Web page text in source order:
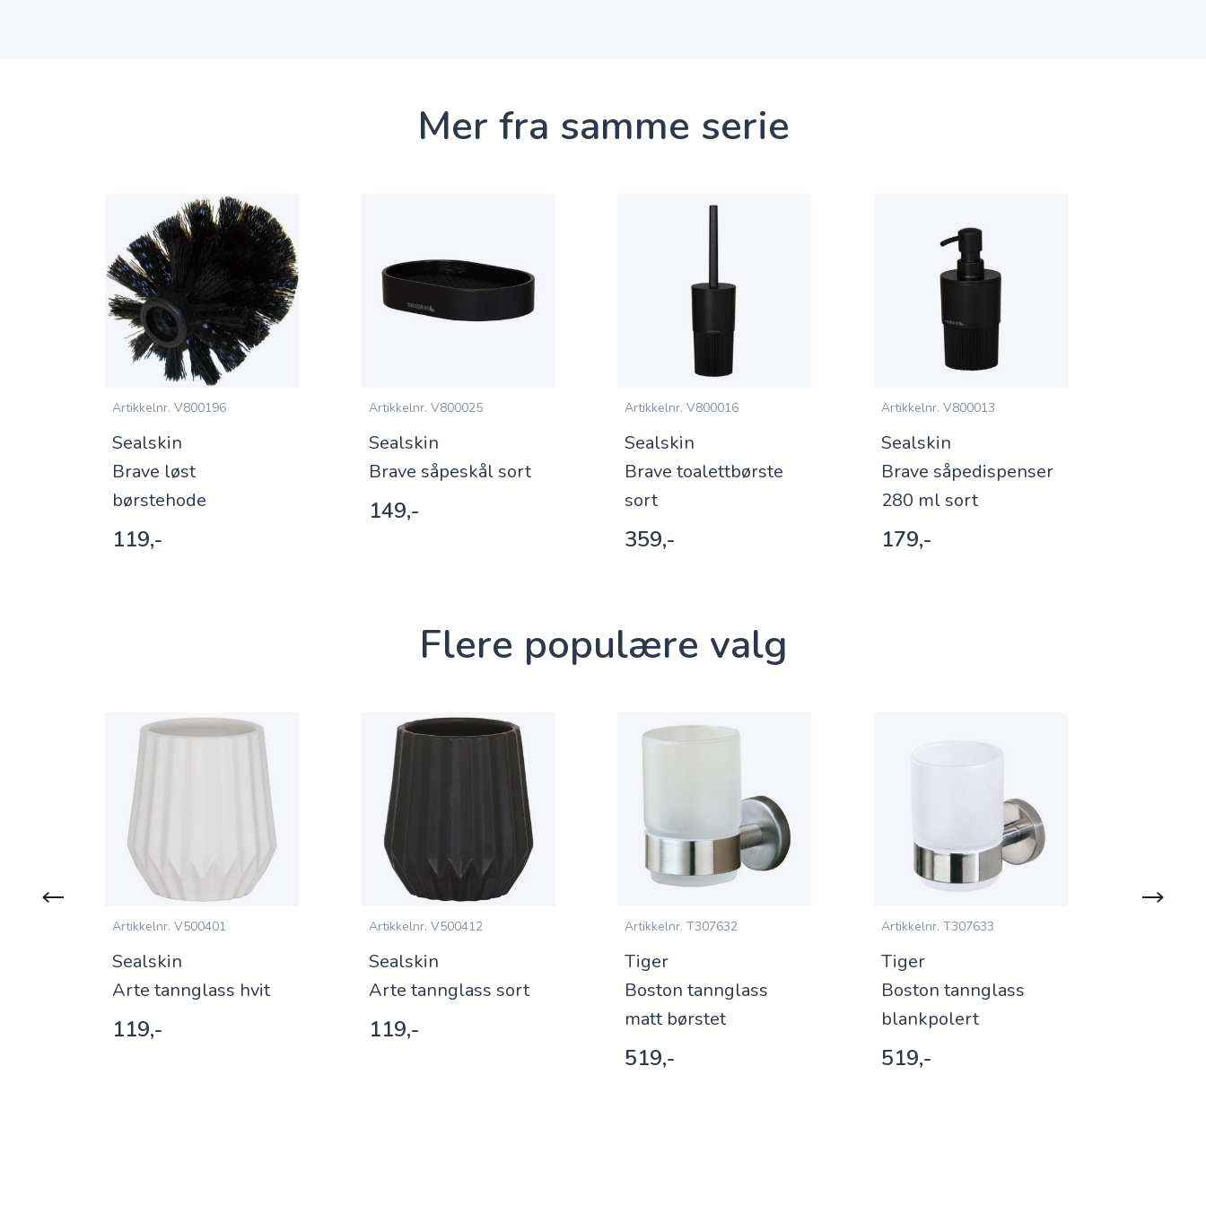
Mer fra samme serie
Artikkelnr. V800196
Sealskin
Brave løst
børstehode
119,-
Artikkelnr. V800025
Sealskin
Brave såpeskål sort
149,-
Artikkelnr. V800016
Sealskin
Brave toalettbørste
sort
359,-
Artikkelnr. V800013
Sealskin
Brave såpedispenser
280 ml sort
179,-
Flere populære valg
Artikkelnr. V500401
Sealskin
Arte tannglass hvit
119,-
Artikkelnr. V500412
Sealskin
Arte tannglass sort
119,-
Artikkelnr. T307632
Tiger
Boston tannglass
matt børstet
519,-
Artikkelnr. T307633
Tiger
Boston tannglass
blankpolert
519,-